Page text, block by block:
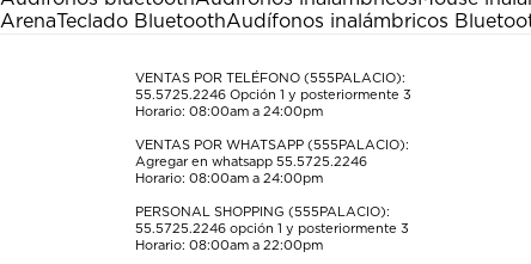
ArenaTeclado BluetoothAudífonos inalámbricos
VENTAS POR TELÉFONO (555PALACIO):
55.5725.2246 Opción 1 y posteriormente 3
Horario: 08:00am a 24:00pm
VENTAS POR WHATSAPP (555PALACIO):
Agregar en whatsapp 55.5725.2246
Horario: 08:00am a 24:00pm
PERSONAL SHOPPING (555PALACIO):
55.5725.2246 opción 1 y posteriormente 3
Horario: 08:00am a 22:00pm